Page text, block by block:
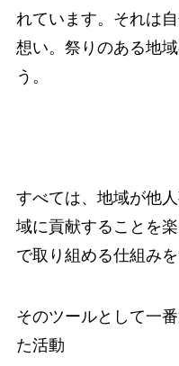
れています。それは
想い。祭りのある地
う。
すべては、地域が他
域に貢献することを
で取り組める仕組みを
そのツールとして一
た活動